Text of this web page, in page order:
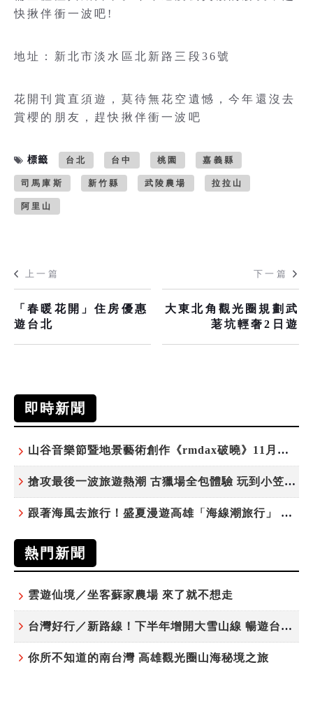
快揪伴衝一波吧!
地址：新北市淡水區北新路三段36號
花開刊賞直須遊，莫待無花空遺憾，今年還沒去
賞櫻的朋友，趕快揪伴衝一波吧
標籤 台北 台中 桃園 嘉義縣
司馬庫斯 新竹縣 武陵農場 拉拉山
阿里山
上一篇
「春暖花開」住房優惠
遊台北
下一篇
大東北角觀光圈規劃武
荖坑輕奢2日遊
即時新聞
山谷音樂節暨地景藝術創作《rmdax破曉》11月花蓮銅門登場
搶攻最後一波旅遊熱潮 古獵場全包體驗 玩到小笠原夜遊觀星
跟著海風去旅行！盛夏漫遊高雄「海線潮旅行」 五大主題遊程探索漁村魅力
熱門新聞
雲遊仙境／坐客蘇家農場 來了就不想走
台灣好行／新路線！下半年增開大雪山線 暢遊台中更便利
你所不知道的南台灣 高雄觀光圈山海秘境之旅